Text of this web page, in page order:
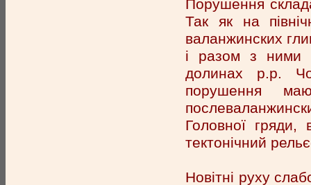
Порушення
Так як на
валанжинских
і разом з ними
долинах р.р.
порушення
Головної гряди,
тектонічний
Новітні руху